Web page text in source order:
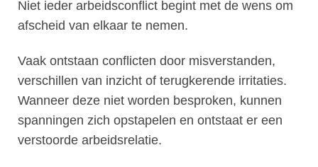
Niet ieder arbeidsconflict begint met de wens om
afscheid van elkaar te nemen.
Vaak ontstaan conflicten door misverstanden,
verschillen van inzicht of terugkerende irritaties.
Wanneer deze niet worden besproken, kunnen
spanningen zich opstapelen en ontstaat er een
verstoorde arbeidsrelatie.